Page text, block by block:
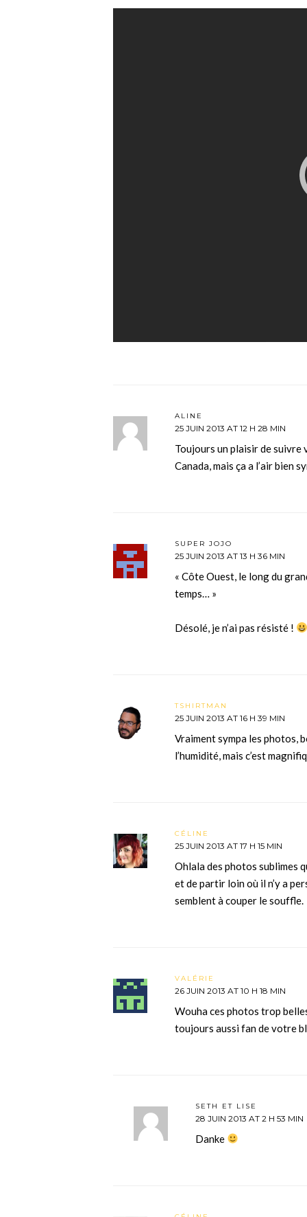
ALINE
25 JUIN 2013 AT 12 H 28 MIN
Toujours un plaisir de suivre
Canada, mais ça a l’air bien
SUPER JOJO
25 JUIN 2013 AT 13 H 36 MIN
« Côte Ouest, le long du
temps… »
Désolé, je n’ai pas résisté !
TSHIRTMAN
25 JUIN 2013 AT 16 H 39 MIN
Vraiment sympa les photos,
l’humidité, mais c’est
CÉLINE
25 JUIN 2013 AT 17 H 15 MIN
Ohlala des photos sublimes
et de partir loin où il n’y a
semblent à couper le souffle.
VALÉRIE
26 JUIN 2013 AT 10 H 18 MIN
Wouha ces photos trop
toujours aussi fan de votre
SETH ET LISE
28 JUIN 2013 AT 2 H 53 MIN
Danke